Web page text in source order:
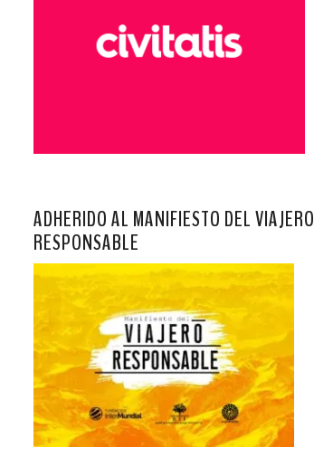
ADHERIDO AL MANIFIESTO DEL VIAJERO
RESPONSABLE